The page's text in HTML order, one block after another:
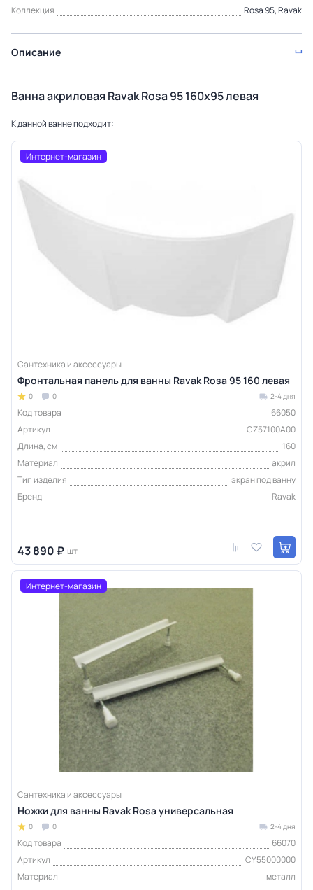
Коллекция
Rosa 95, Ravak
Описание
Ванна акриловая Ravak Rosa 95 160x95 левая
К данной ванне подходит:
Интернет-магазин
Сантехника и аксессуары
Фронтальная панель для ванны Ravak Rosa 95 160 левая
0 0 2-4 дня
Код товара
66050
Артикул
CZ57100A00
Длина, см
160
Материал
акрил
Тип изделия
экран под ванну
Бренд
Ravak
43 890 ₽ шт
Интернет-магазин
Сантехника и аксессуары
Ножки для ванны Ravak Rosa универсальная
0 0 2-4 дня
Код товара
66070
Артикул
CY55000000
Материал
металл